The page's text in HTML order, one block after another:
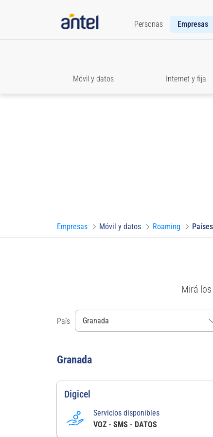
Personas Empresas
Móvil y datos Internet y fija
Empresas Móvil y datos Roaming
Mirá
País
Granada
Digicel
Servicios disponibles
VOZ - SMS - DATOS